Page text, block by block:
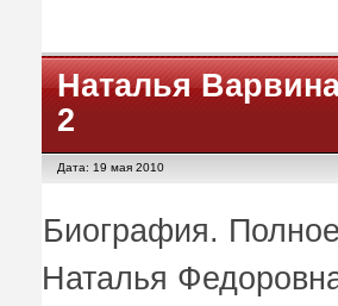
Наталья
2
Дата: 19 мая 2010
Биография.
Наталья